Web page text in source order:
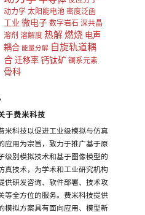
动力学 太阳能电池 密度泛函
工业 微电子 数字岩石 深共晶
溶剂 溶解度 热解燃烧 电声
耦合 能量分解 自旋轨道耦
合迁移率钙钛矿 镧系元素
骨科
于费米科技
米科技以促进工业级模拟与仿真
应用为宗旨，致力于推广基于原
级别模拟技术和基于图像模型的
真技术，为学术和工业研究机构
供研发咨询、软件部署、技术攻
等全方位的服务。费米科技提供
模拟方案具有面向应用、模型新